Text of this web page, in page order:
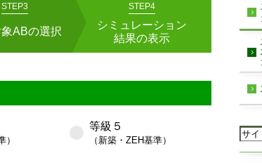
能－計算手順」に記載の共同住宅モデルを使用し、RC
STEP3
ABの選択
STEP4
シミュレーション
結果の表示
）
等級５
（新築・ZEH基準）